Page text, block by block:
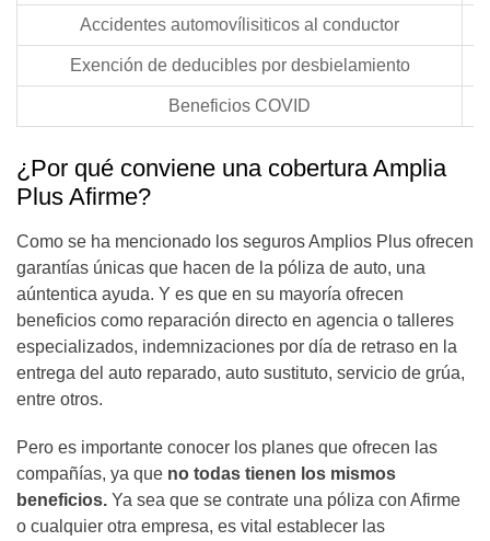
Accidentes automovílisiticos al conductor
Exención de deducibles por desbielamiento
Beneficios COVID
¿Por qué conviene una cobertura Amplia
Plus Afirme?
Como se ha mencionado los seguros Amplios Plus ofrecen
garantías únicas que hacen de la póliza de auto, una
aúntentica ayuda. Y es que en su mayoría ofrecen
beneficios como reparación directo en agencia o talleres
especializados, indemnizaciones por día de retraso en la
entrega del auto reparado, auto sustituto, servicio de grúa,
entre otros.
Pero es importante conocer los planes que ofrecen las
compañías, ya que no todas tienen los mismos
beneficios. Ya sea que se contrate una póliza con Afirme
o cualquier otra empresa, es vital establecer las